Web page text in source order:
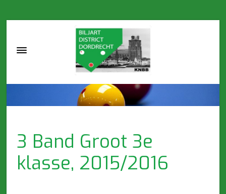
3 Band Groot 3e
klasse, 2015/2016